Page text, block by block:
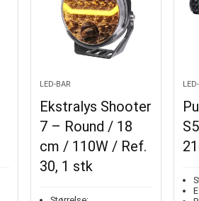
LED-BAR
Ekstralys Shooter
7 – Round / 18
cm / 110W / Ref.
30, 1 stk